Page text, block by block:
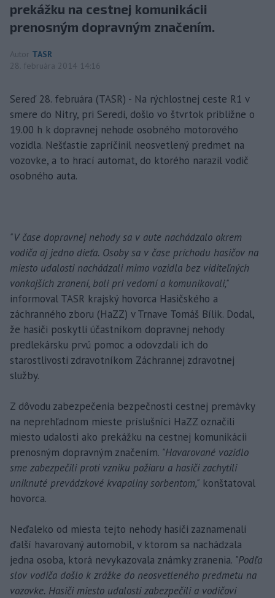
prekážku na cestnej komunikácii
prenosným dopravným značením.
Autor TASR
28. februára 2014 14:16
Sereď 28. februára (TASR) - Na rýchlostnej ceste R1 v
smere do Nitry, pri Seredi, došlo vo štvrtok približne o
19.00 h k dopravnej nehode osobného motorového
vozidla. Nešťastie zapríčinil neosvetlený predmet na
vozovke, a to hrací automat, do ktorého narazil vodič
osobného auta.
"V čase dopravnej nehody sa v aute nachádzalo okrem
vodiča aj jedno dieťa. Osoby sa v čase príchodu hasičov na
miesto udalosti nachádzali mimo vozidla bez viditeľných
vonkajších zranení, boli pri vedomí a komunikovali,"
informoval TASR krajský hovorca Hasičského a
záchranného zboru (HaZZ) v Trnave Tomáš Bílik. Dodal,
že hasiči poskytli účastníkom dopravnej nehody
predlekársku prvú pomoc a odovzdali ich do
starostlivosti zdravotníkom Záchrannej zdravotnej
služby.
Z dôvodu zabezpečenia bezpečnosti cestnej premávky
na neprehľadnom mieste príslušníci HaZZ označili
miesto udalosti ako prekážku na cestnej komunikácii
prenosným dopravným značením. "Havarované vozidlo
sme zabezpečili proti vzniku požiaru a hasiči zachytili
uniknuté prevádzkové kvapaliny sorbentom," konštatoval
hovorca.
Neďaleko od miesta tejto nehody hasiči zaznamenali
ďalší havarovaný automobil, v ktorom sa nachádzala
jedna osoba, ktorá nevykazovala známky zranenia. "Podľa
slov vodiča došlo k zrážke do neosvetleného predmetu na
vozovke. Hasiči miesto udalosti zabezpečili a vodičovi